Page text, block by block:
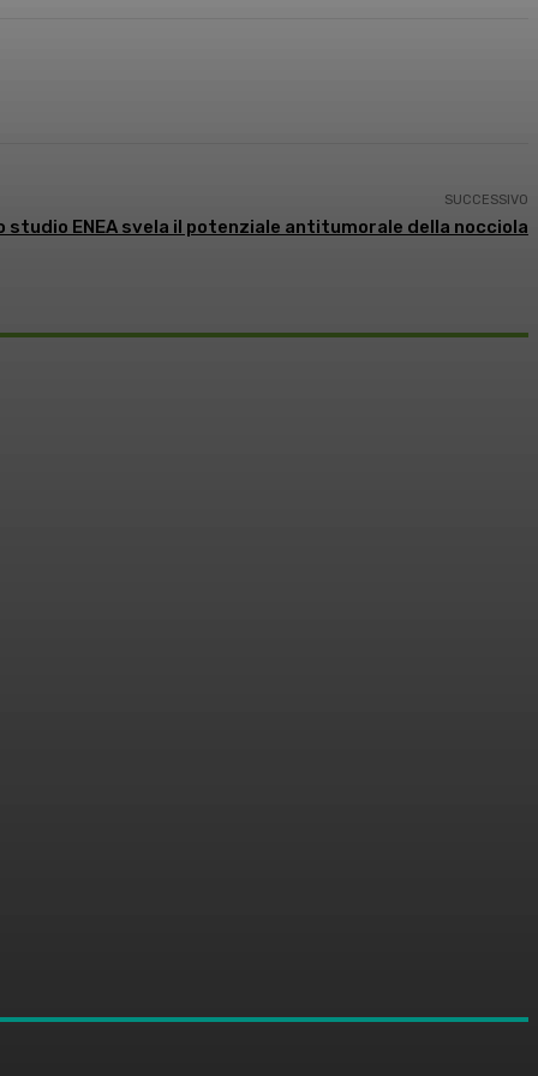
SUCCESSIVO
studio ENEA svela il potenziale antitumorale della nocciola